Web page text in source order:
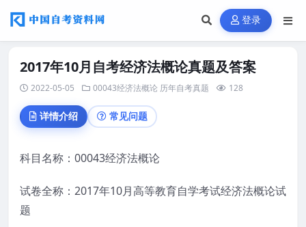
登录
2017年10月自考经济法概论真题及答案
2022-05-05 00043经济法概论 历年自考真题 128
详情介绍 常见问题
科目名称：00043经济法概论
试卷全称：2017年10月高等教育自学考试经济法概论试
题